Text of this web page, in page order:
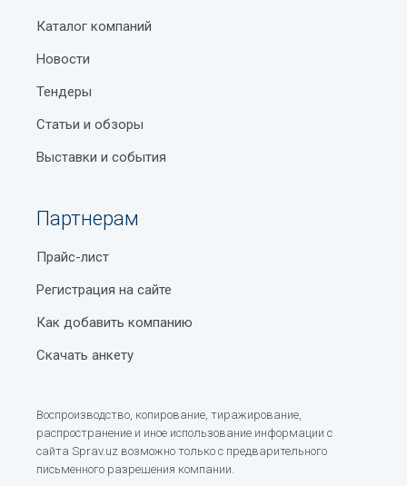
Каталог компаний
Новости
Тендеры
Статьи и обзоры
Выставки и события
Партнерам
Прайс-лист
Регистрация на сайте
Как добавить компанию
Скачать анкету
Воспроизводство, копирование, тиражирование,
распространение и иное использование информации с
сайта Sprav.uz возможно только с предварительного
письменного разрешения компании.